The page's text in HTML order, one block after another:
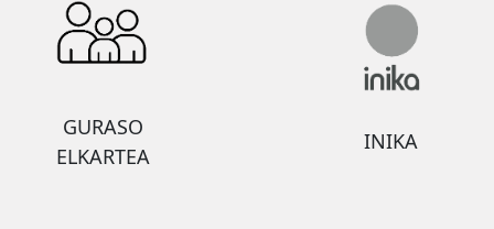
GURASO
ELKARTEA
INIKA